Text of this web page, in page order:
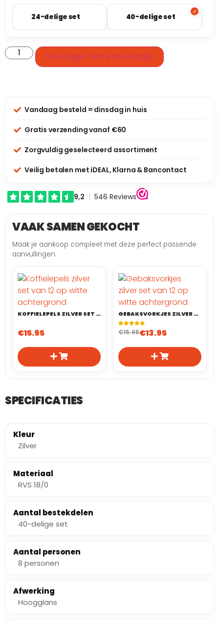
24-delige set 40-delige set
Toevoegen aan winkelwagen
Vandaag besteld = dinsdag in huis
Gratis verzending vanaf €60
Zorgvuldig geselecteerd assortiment
Veilig betalen met iDEAL, Klarna & Bancontact
VAAK SAMEN GEKOCHT
Maak je aankoop compleet met deze perfect passende
aanvullingen.
KOFFIELEPELS ZILVER SET VAN 12
€15.95
GEBAKSVORKJES ZILVER SET VAN 12
Gewaardeerd
5.00op 5
1
waardering
€15.95€13.95
SPECIFICATIES
Kleur
Zilver
Materiaal
RVS 18/0
Aantal bestekdelen
40-delige set
Aantal personen
8 personen
Afwerking
Hoogglans